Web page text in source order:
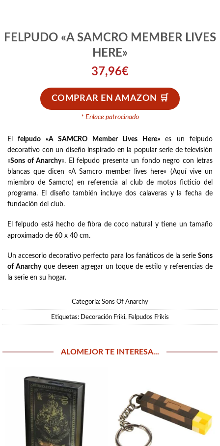
FELPUDO «A SAMCRO MEMBER LIVES
HERE»
37,96€
COMPRAR EN AMAZON
* Enlace patrocinado
Elfelpudo «A SAMCRO Member Lives Here»es un felpudo
decorativo con un diseño inspirado en la popular serie de televisión
«Sons of Anarchy«. El felpudo presenta un fondo negro con letras
blancas que dicen «A Samcro member lives here» (Aquí vive un
miembro de Samcro) en referencia al club de motos ficticio del
programa. El diseño también incluye dos calaveras y la fecha de
fundación del club.
El felpudo está hecho de fibra de coco natural y tiene un tamaño
aproximado de 60 x 40 cm.
Un accesorio decorativo perfecto para los fanáticos de la serie Sons
of Anarchyque deseen agregar un toque de estilo y referencias de
la serie en su hogar.
Categoría: Sons Of Anarchy
Etiquetas: Decoración Friki, Felpudos Frikis
ALOMEJOR TE INTERESA...